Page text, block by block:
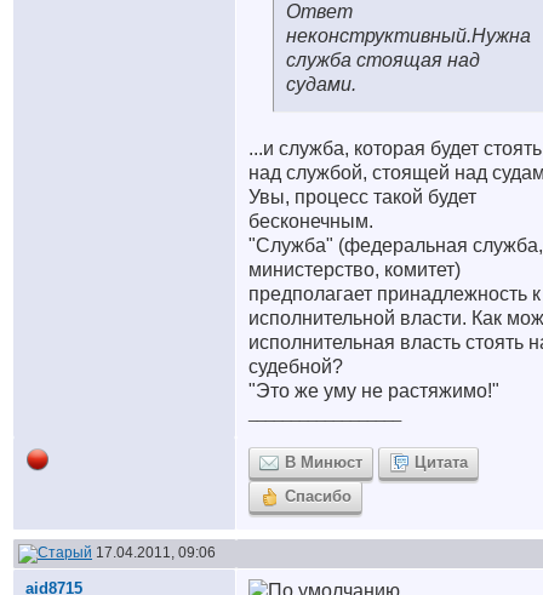
Ответ
неконструктивный.Нужна
служба стоящая над
судами.
...и служба, которая будет стоять
над службой, стоящей над
Увы, процесс такой будет
бесконечным.
"Служба" (федеральная служба,
министерство, комитет)
предполагает принадлежность к
исполнительной власти. Как
исполнительная власть стоять
судебной?
"Это же уму не растяжимо!"
В Минюст
Цитата
Спасибо
17.04.2011, 09:06
aid8715